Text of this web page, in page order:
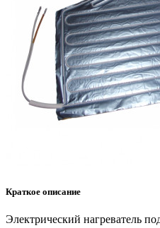
вы
даете
согласие
на
обработку
ваших
персональных
данных.
Краткое описание
Электрический нагреватель